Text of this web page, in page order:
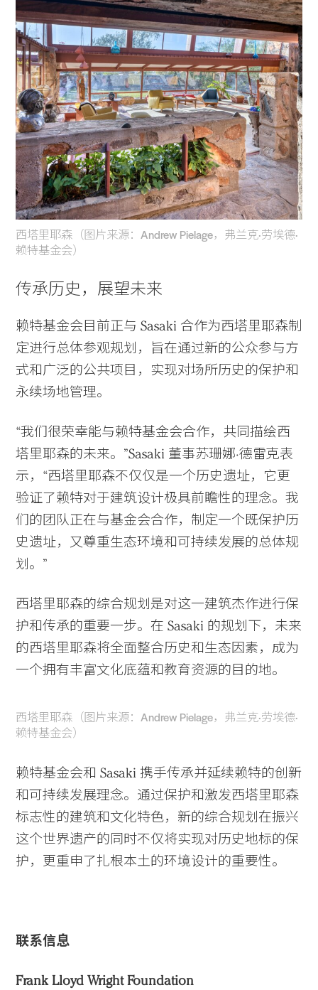
西塔里耶森（图片来源：Andrew Pielage，弗兰克·劳埃德·
赖特基金会）
传承历史，展望未来
赖特基金会目前正与 Sasaki 合作为西塔里耶森制
定进行总体参观规划，旨在通过新的公众参与方
式和广泛的公共项目，实现对场所历史的保护和
永续场地管理。
“我们很荣幸能与赖特基金会合作，共同描绘西
塔里耶森的未来。”Sasaki 董事苏珊娜·德雷克表
示，“西塔里耶森不仅仅是一个历史遗址，它更
验证了赖特对于建筑设计极具前瞻性的理念。我
们的团队正在与基金会合作，制定一个既保护历
史遗址，又尊重生态环境和可持续发展的总体规
划。”
西塔里耶森的综合规划是对这一建筑杰作进行保
护和传承的重要一步。在 Sasaki 的规划下，未来
的西塔里耶森将全面整合历史和生态因素，成为
一个拥有丰富文化底蕴和教育资源的目的地。
西塔里耶森（图片来源：Andrew Pielage，弗兰克·劳埃德·
赖特基金会）
赖特基金会和 Sasaki 携手传承并延续赖特的创新
和可持续发展理念。通过保护和激发西塔里耶森
标志性的建筑和文化特色，新的综合规划在振兴
这个世界遗产的同时不仅将实现对历史地标的保
护，更重申了扎根本土的环境设计的重要性。
联系信息
Frank Lloyd Wright Foundation
Voices
Search Sasaki